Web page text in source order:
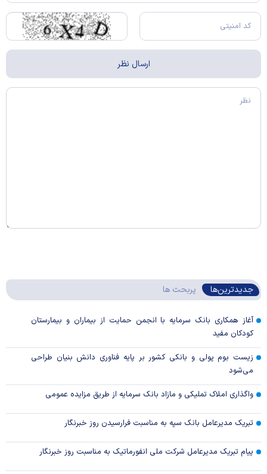
جدیدترین‌ها پربحث ها
آغاز همکاری بانک سرمایه با انجمن حمایت از بیماران و بیمارستان
کودکان مفید
زیست بوم پولی و بانکی کشور بر پایه فناوری دانش بنیان طراحی
می‌شود
واگذاری املاک تملیکی و مازاد بانک سرمایه از طریق مزایده عمومی
تبریک مدیرعامل بانک سپه به مناسبت فرارسیدن روز خبرنگار
پیام تبریک مدیرعامل شرکت ملی انفورماتیک به مناسبت روز خبرنگار